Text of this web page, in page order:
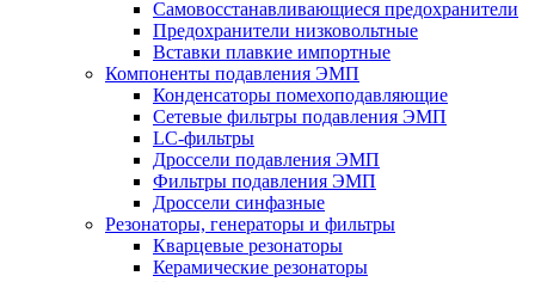
Самовосстанавливающиеся предохранители
Предохранители низковольтные
Вставки плавкие импортные
Компоненты подавления ЭМП
Конденсаторы помехоподавляющие
Сетевые фильтры подавления ЭМП
LC-фильтры
Дроссели подавления ЭМП
Фильтры подавления ЭМП
Дроссели синфазные
Резонаторы, генераторы и фильтры
Кварцевые резонаторы
Керамические резонаторы